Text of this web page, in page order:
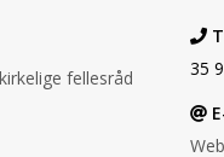
fellesråd
35